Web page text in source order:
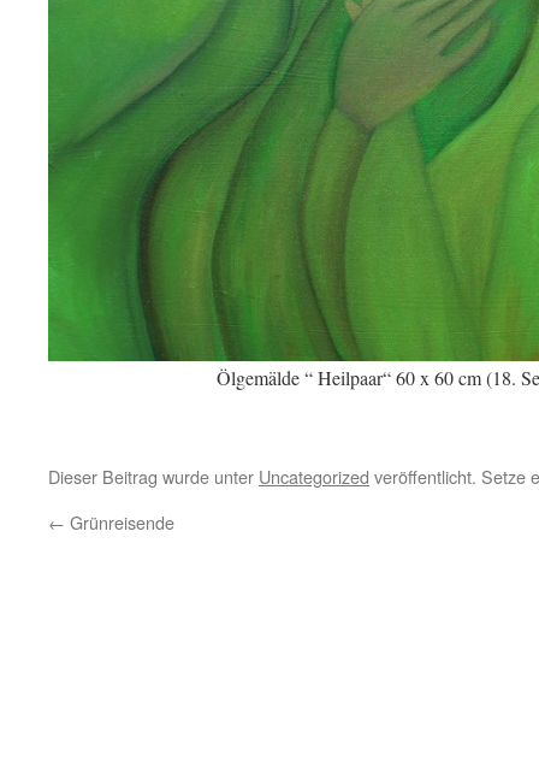
Ölgemälde “ Heilpaar“ 60 x 60 cm (18.
Dieser Beitrag wurde unter Uncategorized veröffentlicht. Setze
← Grünreisende